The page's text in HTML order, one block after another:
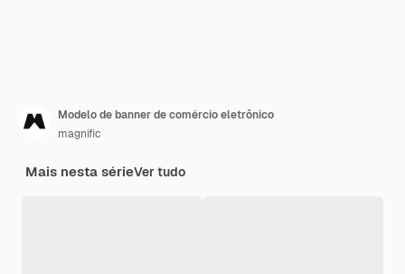
Modelo de banner de comércio eletrônico
magnific
Mais nesta sérieVer tudo